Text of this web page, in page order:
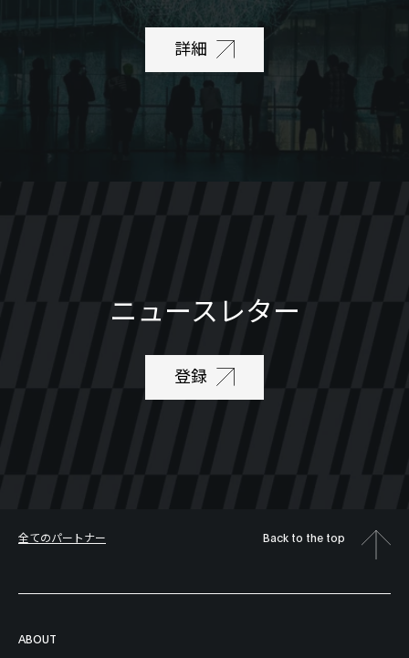
詳細
ニュースレター
登録
全てのパートナー Back to the top
ABOUT